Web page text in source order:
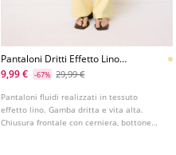
Pantaloni Dritti Effetto Lino
Con Cintura
9,99 € -67% 29,99 €
Pantaloni fluidi realizzati in tessuto
effetto lino. Gamba dritta e vita alta.
Chiusura frontale con cerniera, bottone